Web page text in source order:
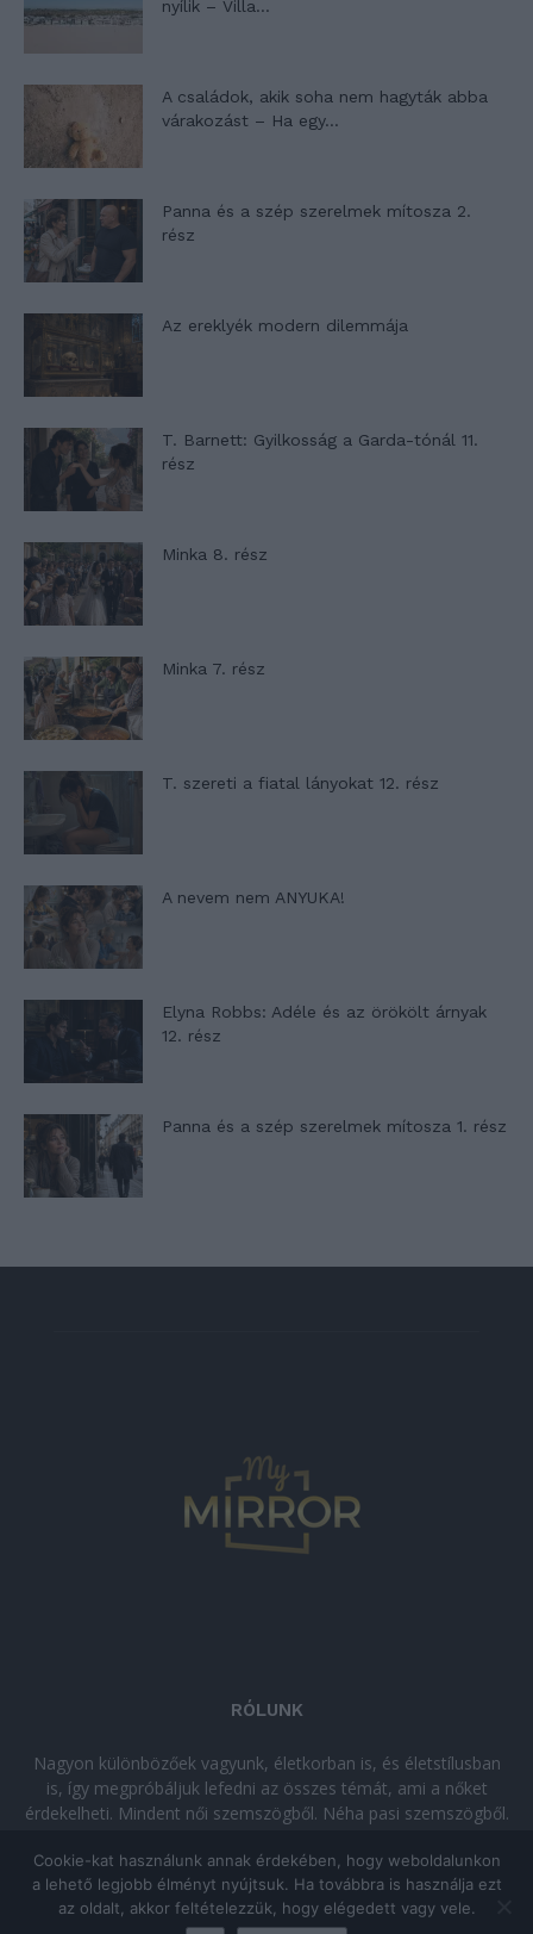
nyílik – Villa...
A családok, akik soha nem hagyták abba
várakozást – Ha egy...
Panna és a szép szerelmek mítosza 2.
rész
Az ereklyék modern dilemmája
T. Barnett: Gyilkosság a Garda-tónál 11.
rész
Minka 8. rész
Minka 7. rész
T. szereti a fiatal lányokat 12. rész
A nevem nem ANYUKA!
Elyna Robbs: Adéle és az örökölt árnyak
12. rész
Panna és a szép szerelmek mítosza 1. rész
RÓLUNK
Nagyon különbözőek vagyunk, életkorban is, és életstílusban
is, így megpróbáljuk lefedni az összes témát, ami a nőket
érdekelheti. Mindent női szemszögből. Néha pasi szemszögből.
kikapcsolódásra vágysz!
© Copyright 2026 - mymirror.huADATKEZELÉSI TÁJÉKOZTATÓ
Cookie-kat használunk annak érdekében, hogy weboldalunkon
a lehető legjobb élményt nyújtsuk. Ha továbbra is használja ezt
az oldalt, akkor feltételezzük, hogy elégedett vagy vele.